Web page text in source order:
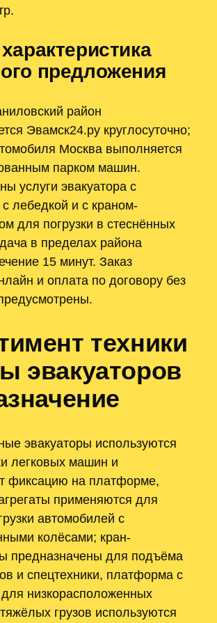
предложения
район
Эвамск24.ру круглосуточно;
Москва выполняется
парком машин.
услуги эвакуатора с
лебедкой и с краном-
для погрузки в стеснённых
в пределах района
15 минут. Заказ
и оплата по договору без
техники
эвакуаторов
эвакуаторы используются
легковых машин и
фиксацию на платформе,
применяются для
автомобилей с
колёсами; кран-
предназначены для подъёма
и спецтехники, платформа с
низкорасположенных
грузов используются